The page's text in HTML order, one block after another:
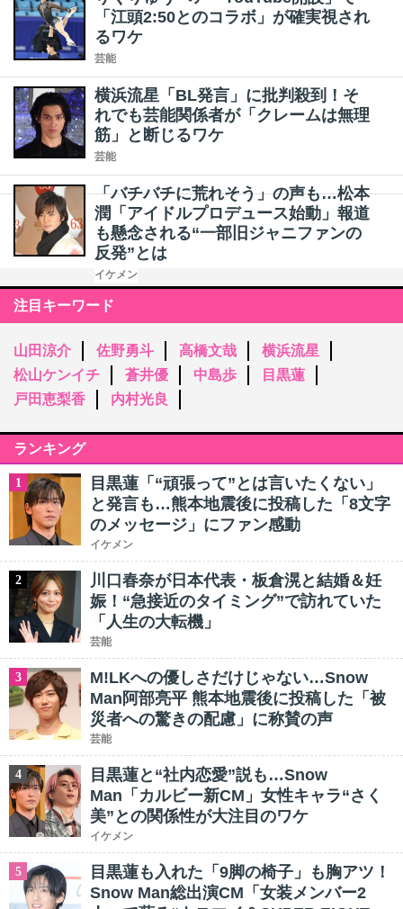
「江頭2:50とのコラボ」が確実視され
るワケ
芸能
横浜流星「BL発言」に批判殺到！そ
れでも芸能関係者が「クレームは無理
筋」と断じるワケ
芸能
「バチバチに荒れそう」の声も…松本
潤「アイドルプロデュース始動」報道
も懸念される“一部旧ジャニファンの
反発”とは
イケメン
注目キーワード
山田涼介 佐野勇斗 高橋文哉
横浜流星
松山ケンイチ
蒼井優 中島歩
目黒蓮
戸田恵梨香
内村光良
ランキング
1
目黒蓮「“頑張って”とは言いたくない」
と発言も…熊本地震後に投稿した「8文字
のメッセージ」にファン感動
イケメン
2
川口春奈が日本代表・板倉滉と結婚＆妊
娠！“急接近のタイミング”で訪れていた
「人生の大転機」
芸能
3
M!LKへの優しさだけじゃない…Snow
Man阿部亮平 熊本地震後に投稿した「被
災者への驚きの配慮」に称賛の声
芸能
4
目黒蓮と“社内恋愛”説も…Snow
Man「カルビー新CM」女性キャラ“さく
美”との関係性が大注目のワケ
イケメン
5
目黒蓮も入れた「9脚の椅子」も胸アツ！
Snow Man総出演CM「女装メンバー2